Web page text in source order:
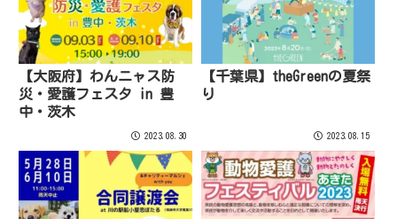
【大阪府】わんニャス防
災・愛護フェスタ in 豊
中・茨木
2023.08.30
【千葉県】theGreenの夏祭
り
2023.08.15